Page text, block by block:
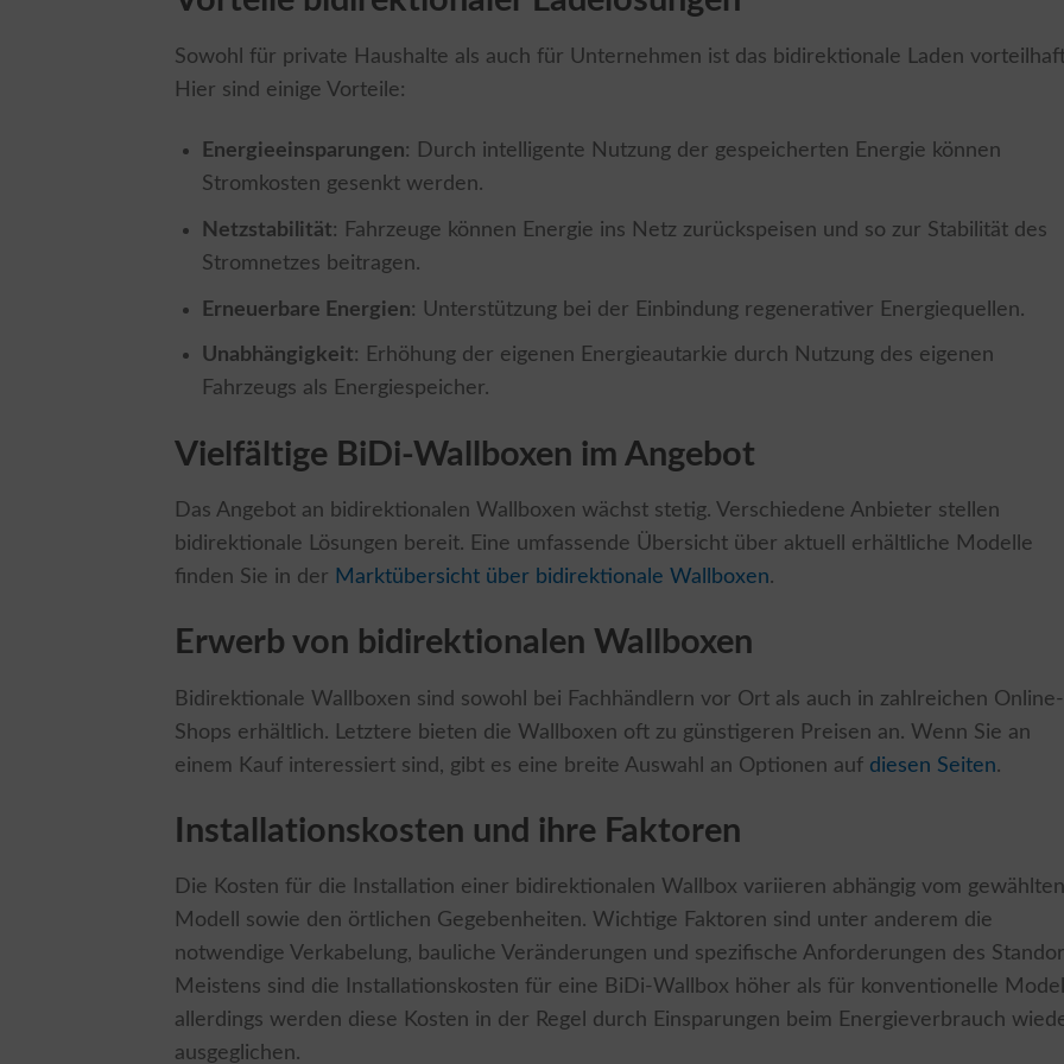
Sowohl für private Haushalte als auch für Unternehmen ist das bidirektionale Laden
Hier sind einige Vorteile:
Energieeinsparungen: Durch intelligente Nutzung der gespeicherten Energie können
Stromkosten gesenkt werden.
Netzstabilität: Fahrzeuge können Energie ins Netz zurückspeisen und so zur Stabilität des
Stromnetzes beitragen.
Erneuerbare Energien: Unterstützung bei der Einbindung regenerativer Energiequellen.
Unabhängigkeit: Erhöhung der eigenen Energieautarkie durch Nutzung des eigenen
Fahrzeugs als Energiespeicher.
Vielfältige BiDi-Wallboxen im Angebot
Das Angebot an bidirektionalen Wallboxen wächst stetig. Verschiedene Anbieter stellen
bidirektionale Lösungen bereit. Eine umfassende Übersicht über aktuell erhältliche Modelle
finden Sie in der Marktübersicht über bidirektionale Wallboxen.
Erwerb von bidirektionalen Wallboxen
Bidirektionale Wallboxen sind sowohl bei Fachhändlern vor Ort als auch in zahlreichen Online-
Shops erhältlich. Letztere bieten die Wallboxen oft zu günstigeren Preisen an. Wenn Sie an
einem Kauf interessiert sind, gibt es eine breite Auswahl an Optionen auf diesen Seiten.
Installationskosten und ihre Faktoren
Die Kosten für die Installation einer bidirektionalen Wallbox variieren abhängig vom gewählten
Modell sowie den örtlichen Gegebenheiten. Wichtige Faktoren sind unter anderem die
notwendige Verkabelung, bauliche Veränderungen und spezifische Anforderungen des
Meistens sind die Installationskosten für eine BiDi-Wallbox höher als für konventionelle
allerdings werden diese Kosten in der Regel durch Einsparungen beim Energieverbrauch
ausgeglichen.